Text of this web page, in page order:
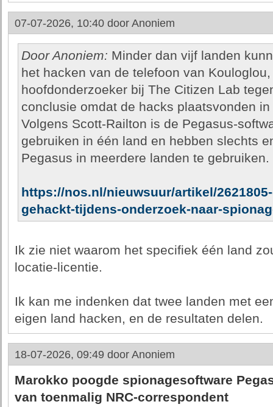
07-07-2026, 10:40 door Anoniem
Door Anoniem: Minder dan vijf landen
het hacken van de telefoon van
hoofdonderzoeker bij The Citizen Lab
conclusie omdat de hacks plaatsvonden
Volgens Scott-Railton is de Pegasus-
gebruiken in één land en hebben slechts
Pegasus in meerdere landen te gebruiken.
https://nos.nl/nieuwsuur/artikel/
gehackt-tijdens-onderzoek-naar-
Ik zie niet waarom het specifiek één land
locatie-licentie.
Ik kan me indenken dat twee landen met
eigen land hacken, en de resultaten delen.
18-07-2026, 09:49 door Anoniem
Marokko poogde spionagesoftware
van toenmalig NRC-correspondent